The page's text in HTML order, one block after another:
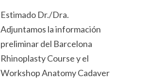
Estimado Dr./Dra.
Adjuntamos la información
preliminar del Barcelona
Rhinoplasty Course y el
Workshop Anatomy Cadaver